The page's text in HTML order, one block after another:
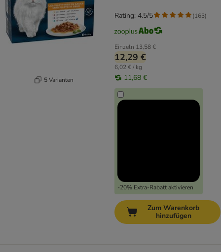
5 Varianten
Einzeln 13,58 €
12,29 €
6,02 € / kg
11,68 €
-20% Extra-Rabatt aktivieren
Rating: 4.5/5 (163)
Zum Warenkorb
hinzufügen